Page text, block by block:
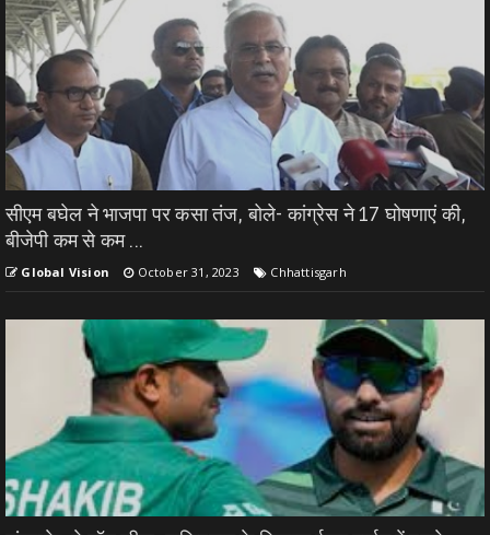
सीएम बघेल ने भाजपा पर कसा तंज, बोले- कांग्रेस ने 17 घोषणाएं की,
बीजेपी कम से कम ...
Global Vision October 31, 2023 Chhattisgarh